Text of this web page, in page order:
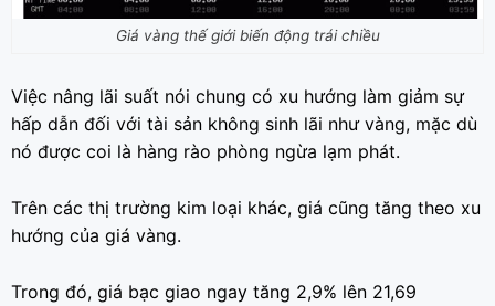
Giá vàng thế giới biến động trái chiều
Việc nâng lãi suất nói chung có xu hướng làm giảm sự
hấp dẫn đối với tài sản không sinh lãi như vàng, mặc dù
nó được coi là hàng rào phòng ngừa lạm phát.
Trên các thị trường kim loại khác, giá cũng tăng theo xu
hướng của giá vàng.
Trong đó, giá bạc giao ngay tăng 2,9% lên 21,69